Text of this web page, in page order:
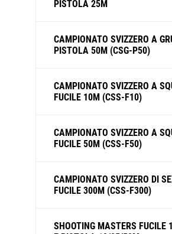
PISTOLA 25M
CAMPIONATO SVIZZERO A
PISTOLA 50M (CSG-P50)
CAMPIONATO SVIZZERO A
FUCILE 10M (CSS-F10)
CAMPIONATO SVIZZERO A
FUCILE 50M (CSS-F50)
CAMPIONATO SVIZZERO DI
FUCILE 300M (CSS-F300)
SHOOTING MASTERS FUCILE